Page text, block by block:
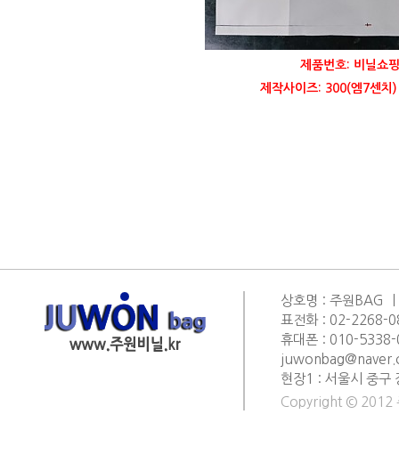
제품번호: 비닐쇼
제작사이즈: 300(엠7센치
상호명 : 주원BAG
표전화 : 02-2268-
휴대폰 : 010-
현장1 : 서울시 중
Copyright © 2012